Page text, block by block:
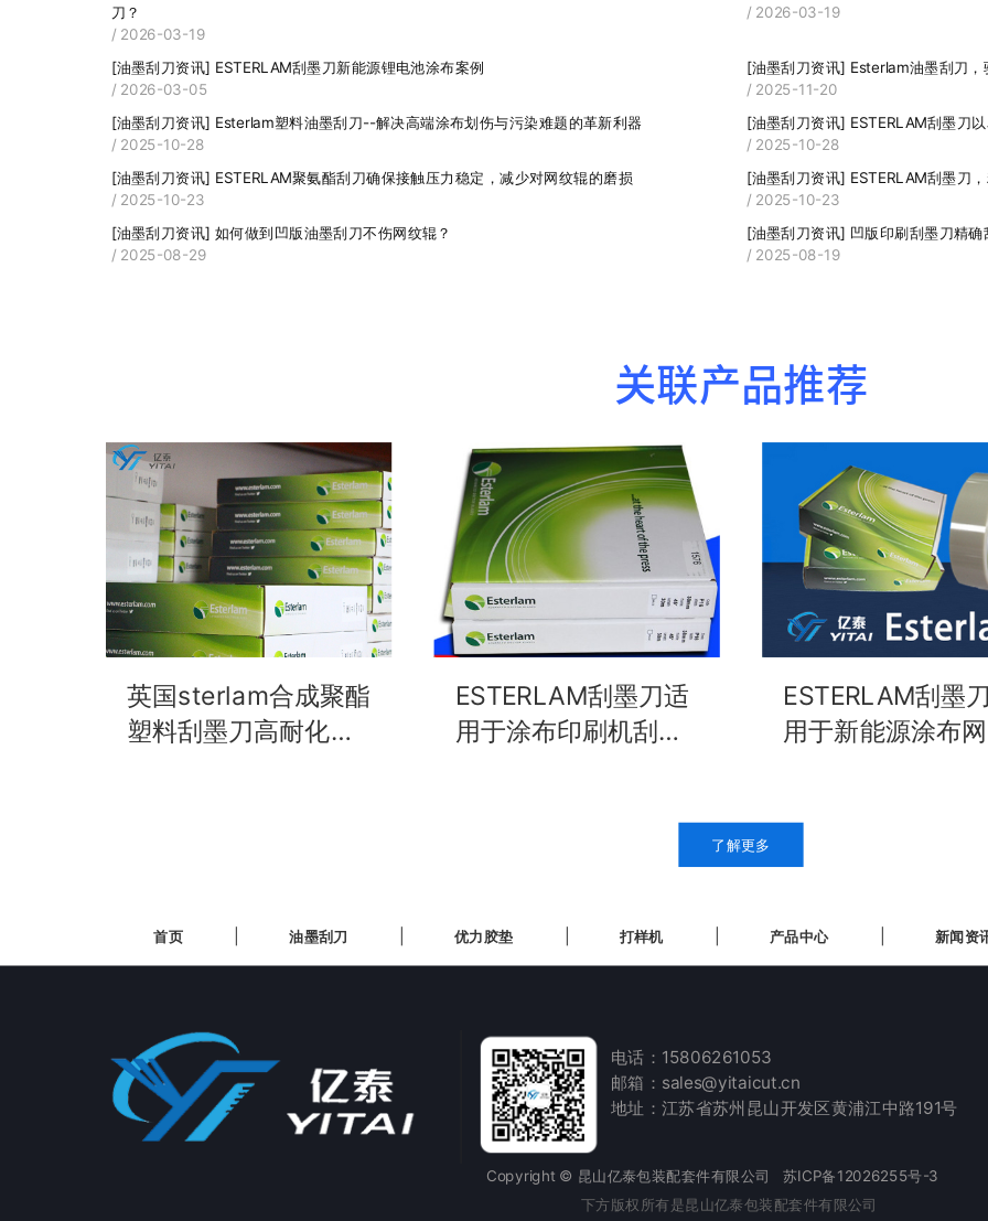
刀？
/ 2026-03-19
/ 2026-03-19
[油墨刮刀资讯] ESTERLAM刮墨刀新能源锂电池涂布案例
/ 2026-03-05
[油墨刮刀资讯] Esterlam油墨刮刀
/ 2025-11-20
[油墨刮刀资讯] Esterlam塑料油墨刮刀--解决高端涂布划伤与污染难题的革新利器
/ 2025-10-28
[油墨刮刀资讯] ESTERLAM刮墨刀
/ 2025-10-28
[油墨刮刀资讯] ESTERLAM聚氨酯刮刀确保接触压力稳定，减少对网纹辊的磨损
/ 2025-10-23
[油墨刮刀资讯] ESTERLAM刮墨刀
/ 2025-10-23
[油墨刮刀资讯] 如何做到凹版油墨刮刀不伤网纹辊？
/ 2025-08-29
[油墨刮刀资讯] 凹版印刷刮墨刀精
/ 2025-08-19
关联产品推荐
英国sterlam合成聚酯
塑料刮墨刀高耐化学
ESTERLAM刮墨刀适
用于涂布印刷机刮油
ESTERLAM刮墨
用于新能源涂布
了解更多
首页 油墨刮刀 优力胶垫 打样机 产品中心 新闻资
电话：15806261053
邮箱：sales@yitaicut.cn
地址：江苏省苏州昆山开发区黄浦江中路191号
Copyright © 昆山亿泰包装配套件有限公司 苏ICP备12026255号-3
首页 油墨刮刀 模切胶垫 纸箱打样机 产品中心
下方版权所有是昆山亿泰包装配套件有限公司